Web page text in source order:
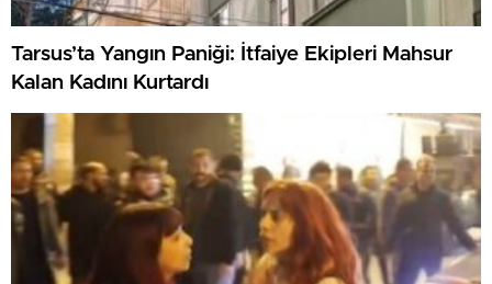
Tarsus’ta Yangın Paniği: İtfaiye Ekipleri Mahsur
Kalan Kadını Kurtardı